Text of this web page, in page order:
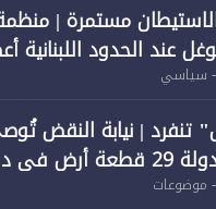
مستمرة |
عند الحدود اللبنانية
- سياسي
| نيابة النقض
استرداد الدولة 29 قطعة
جزئيًا (1)- موضوعات